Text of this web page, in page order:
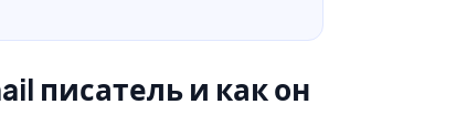
писатель и как он